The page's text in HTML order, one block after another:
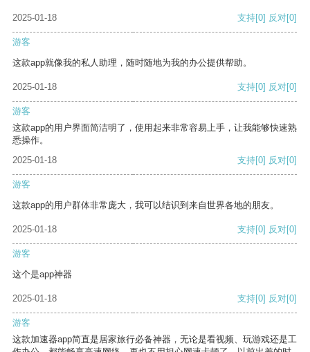
2025-01-18 支持[0] 反对[0]
游客
这款app就像我的私人助理，随时随地为我的办公提供帮助。
2025-01-18 支持[0] 反对[0]
游客
这款app的用户界面简洁明了，使用起来非常容易上手，让我能够快速熟
悉操作。
2025-01-18
支持[0] 反对[0]
游客
这款app的用户群体非常庞大，我可以结识到来自世界各地的朋友。
2025-01-18 支持[0] 反对[0]
游客
这个是app神器
2025-01-18 支持[0] 反对[0]
游客
这款加速器app简直是居家旅行必备神器，无论是看视频、玩游戏还是工